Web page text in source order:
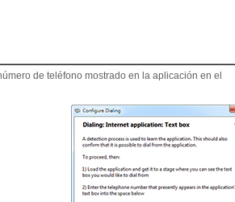
de teléfono mostrado en la aplicación en el